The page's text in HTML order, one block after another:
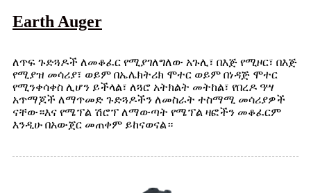
Earth Auger
ለጥፍ ጉድጓዶች ለመቆፈር የሚያገለግለው አጉሊ፣ በእጅ የሚዞር፣ በእጅ
የሚያዝ መሳሪያ፣ ወይም በኤሌክትሪክ ሞተር ወይም በነዳጅ ሞተር
የሚንቀሳቀስ ሊሆን ይችላል፣ ለጓሮ አትክልት መትከል፣ የበረዶ ዓሣ
አጥማጆች ለማጥመድ ጉድጓዶችን ለመስራት ተስማሚ መሳሪያዎች
ናቸው።እና የሜፕል ሽሮፕ ለማውጣት የሜፕል ዛፎችን መቆፈርም
እንዲሁ በአውጀር መጠቀም ይከናወናል።